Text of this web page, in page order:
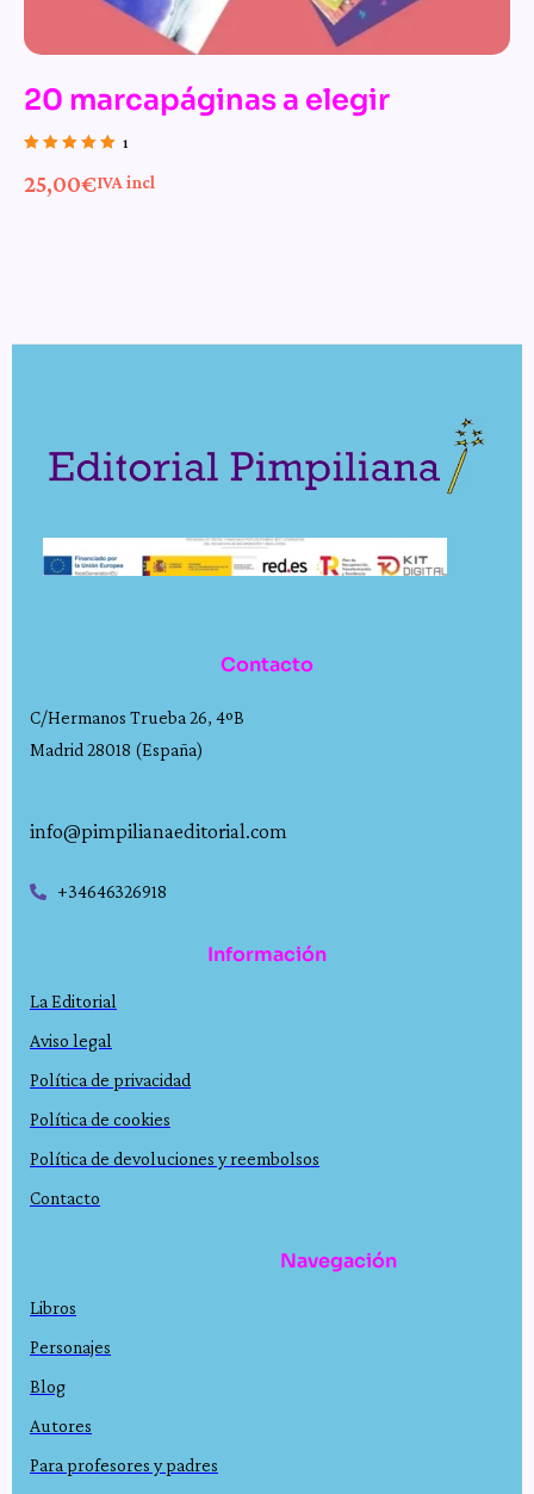
20 marcapáginas a elegir
5.00de 5
1
25,00€IVA incl
Contacto
C/Hermanos Trueba 26, 4ºB
Madrid 28018 (España)
info@pimpilianaeditorial.com
+34646326918
Información
La Editorial
Aviso legal
Política de privacidad
Política de cookies
Política de devoluciones y reembolsos
Contacto
Navegación
Libros
Personajes
Blog
Autores
Para profesores y padres